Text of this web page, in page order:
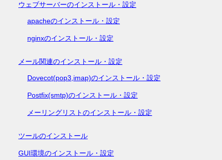
ウェブサーバーのインストール・設定
apacheのインストール・設定
nginxのインストール・設定
メール関連のインストール・設定
Dovecot(pop3,imap)のインストール・設定
Postfix(smtp)のインストール・設定
メーリングリストのインストール・設定
ツールのインストール
GUI環境のインストール・設定